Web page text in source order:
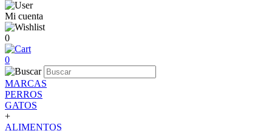
Mi cuenta
0
0
MARCAS
PERROS
GATOS
+
ALIMENTOS